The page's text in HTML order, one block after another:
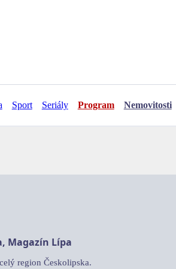
Sport Seriály Program Nemovitosti
Magazín Lípa
region Českolipska.